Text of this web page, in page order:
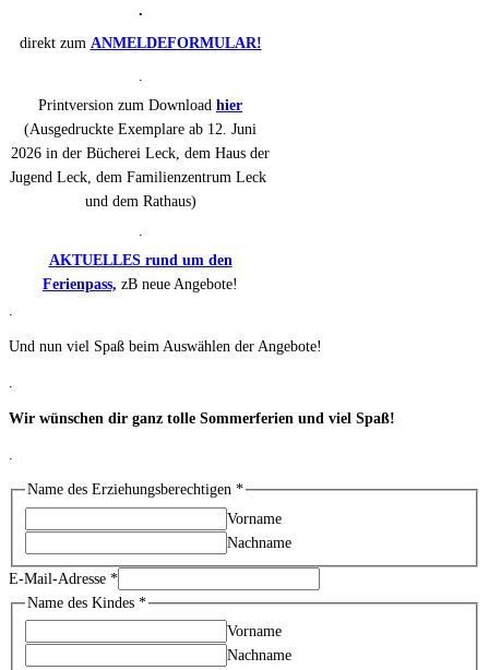
.
direkt zum ANMELDEFORMULAR!
Printversion zum Download hier
(Ausgedruckte Exemplare ab 12. Juni
2026 in der Bücherei Leck, dem Haus der
Jugend Leck, dem Familienzentrum Leck
und dem Rathaus)
AKTUELLES rund um den
Ferienpass, zB neue Angebote!
Und nun viel Spaß beim Auswählen der Angebote!
Wir wünschen dir ganz tolle Sommerferien und viel Spaß!
Name des Erziehungsberechtigen *
Vorname
Nachname
E-Mail-Adresse *
Name des Kindes *
Vorname
Nachname